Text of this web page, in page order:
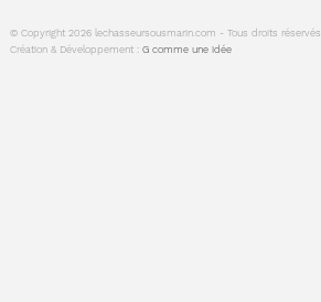
© Copyright 2026 lechasseursousmarin.com - Tous droits réservés
Création & Développement :G comme une idée